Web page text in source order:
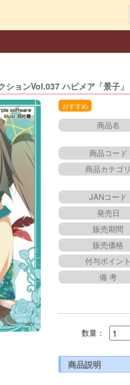
ョンVol.037 ハピメア「景子」
おすすめ
商品名
商品コード
商品カテゴリ
JANコード
発売日
販売期間
販売価格
付与ポイント
備 考
数量：
商品説明